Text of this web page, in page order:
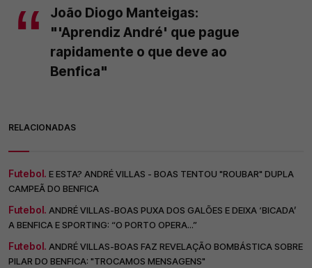
João Diogo Manteigas:
"'Aprendiz André' que pague
rapidamente o que deve ao
Benfica"
RELACIONADAS
Futebol. E ESTA? ANDRÉ VILLAS - BOAS TENTOU "ROUBAR" DUPLA
CAMPEÃ DO BENFICA
Futebol. ANDRÉ VILLAS-BOAS PUXA DOS GALÕES E DEIXA ‘BICADA’
A BENFICA E SPORTING: “O PORTO OPERA...”
Futebol. ANDRÉ VILLAS-BOAS FAZ REVELAÇÃO BOMBÁSTICA SOBRE
PILAR DO BENFICA: "TROCAMOS MENSAGENS"